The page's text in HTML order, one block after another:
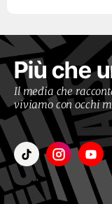
Più che
Il media che
viviamo con occhi